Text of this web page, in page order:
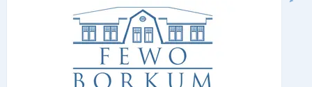
Stellenanzeigen